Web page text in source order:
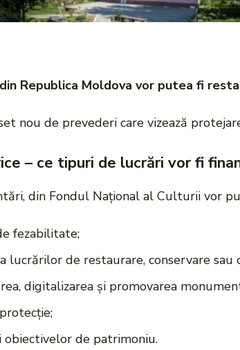
Republica Moldova vor putea fi
nou de prevederi care vizează
– ce tipuri de lucrări vor fi
din Fondul Național al Culturii vor
fezabilitate;
lucrărilor de restaurare, conservare sau
digitalizarea și promovarea
obiectivelor de patrimoniu.